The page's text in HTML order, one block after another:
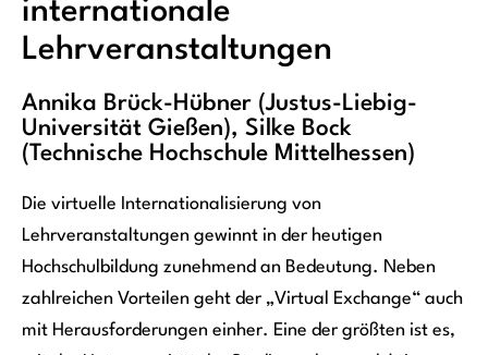
internationale
Lehrveranstaltungen
Annika Brück-Hübner (Justus-Liebig-
Universität Gießen), Silke Bock
(Technische Hochschule Mittelhessen)
Die virtuelle Internationalisierung von
Lehrveranstaltungen gewinnt in der heutigen
Hochschulbildung zunehmend an Bedeutung. Neben
zahlreichen Vorteilen geht der „Virtual Exchange“ auch
mit Herausforderungen einher. Eine der größten ist es,